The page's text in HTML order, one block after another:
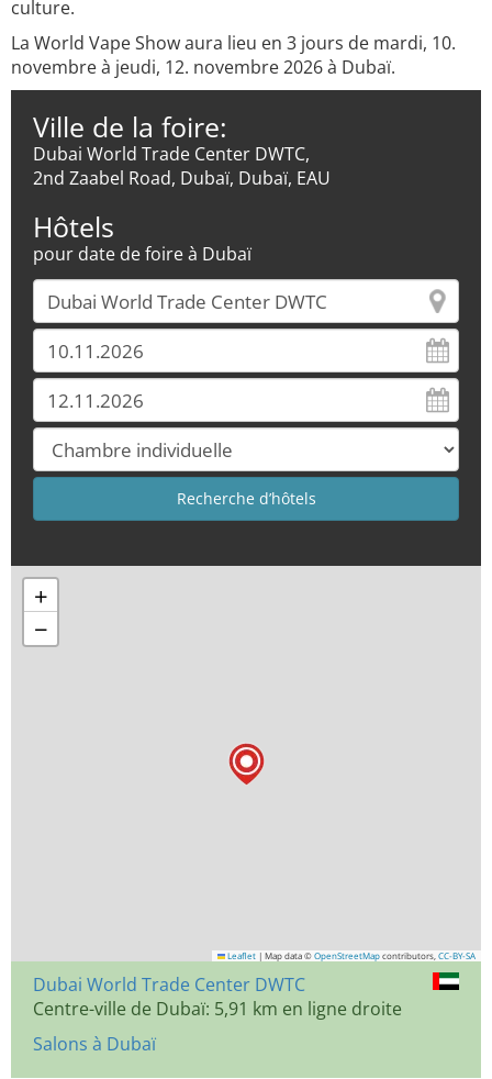
culture.
La World Vape Show aura lieu en 3 jours de mardi, 10.
novembre à jeudi, 12. novembre 2026 à Dubaï.
Ville de la foire:
Dubai World Trade Center DWTC,
2nd Zaabel Road, Dubaï, Dubaï, EAU
Hôtels
pour date de foire à Dubaï
+
−
Leaflet | Map data © OpenStreetMap contributors, CC-BY-SA
Dubai World Trade Center DWTC
Centre-ville de Dubaï: 5,91 km en ligne droite
Salons à Dubaï